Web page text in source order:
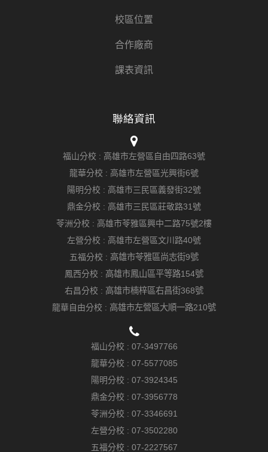
校區位置
合作廠商
課表資訊
聯絡資訊
福山分校 : 高雄市左營區自由四路63號
龍華分校 : 高雄市左營區光興街6號
陽明分校 : 高雄市三民區義發街32號
鼎金分校 : 高雄市三民區莊敬路31號
苓洲分校 : 高雄市苓雅區興中二路75號2樓
左營分校 : 高雄市左營區文川路40號
五福分校 : 高雄市苓雅區尚志街9號
鳳西分校 : 高雄市鳳山區平等路154號
右昌分校 : 高雄市楠梓區右昌街368號
龍華自由分校 : 高雄市左營區大順一路210號
福山分校 : 07-3497766
龍華分校 : 07-5577085
陽明分校 : 07-3924345
鼎金分校 : 07-3956778
苓洲分校 : 07-3346691
左營分校 : 07-3502280
五福分校 : 07-2227567